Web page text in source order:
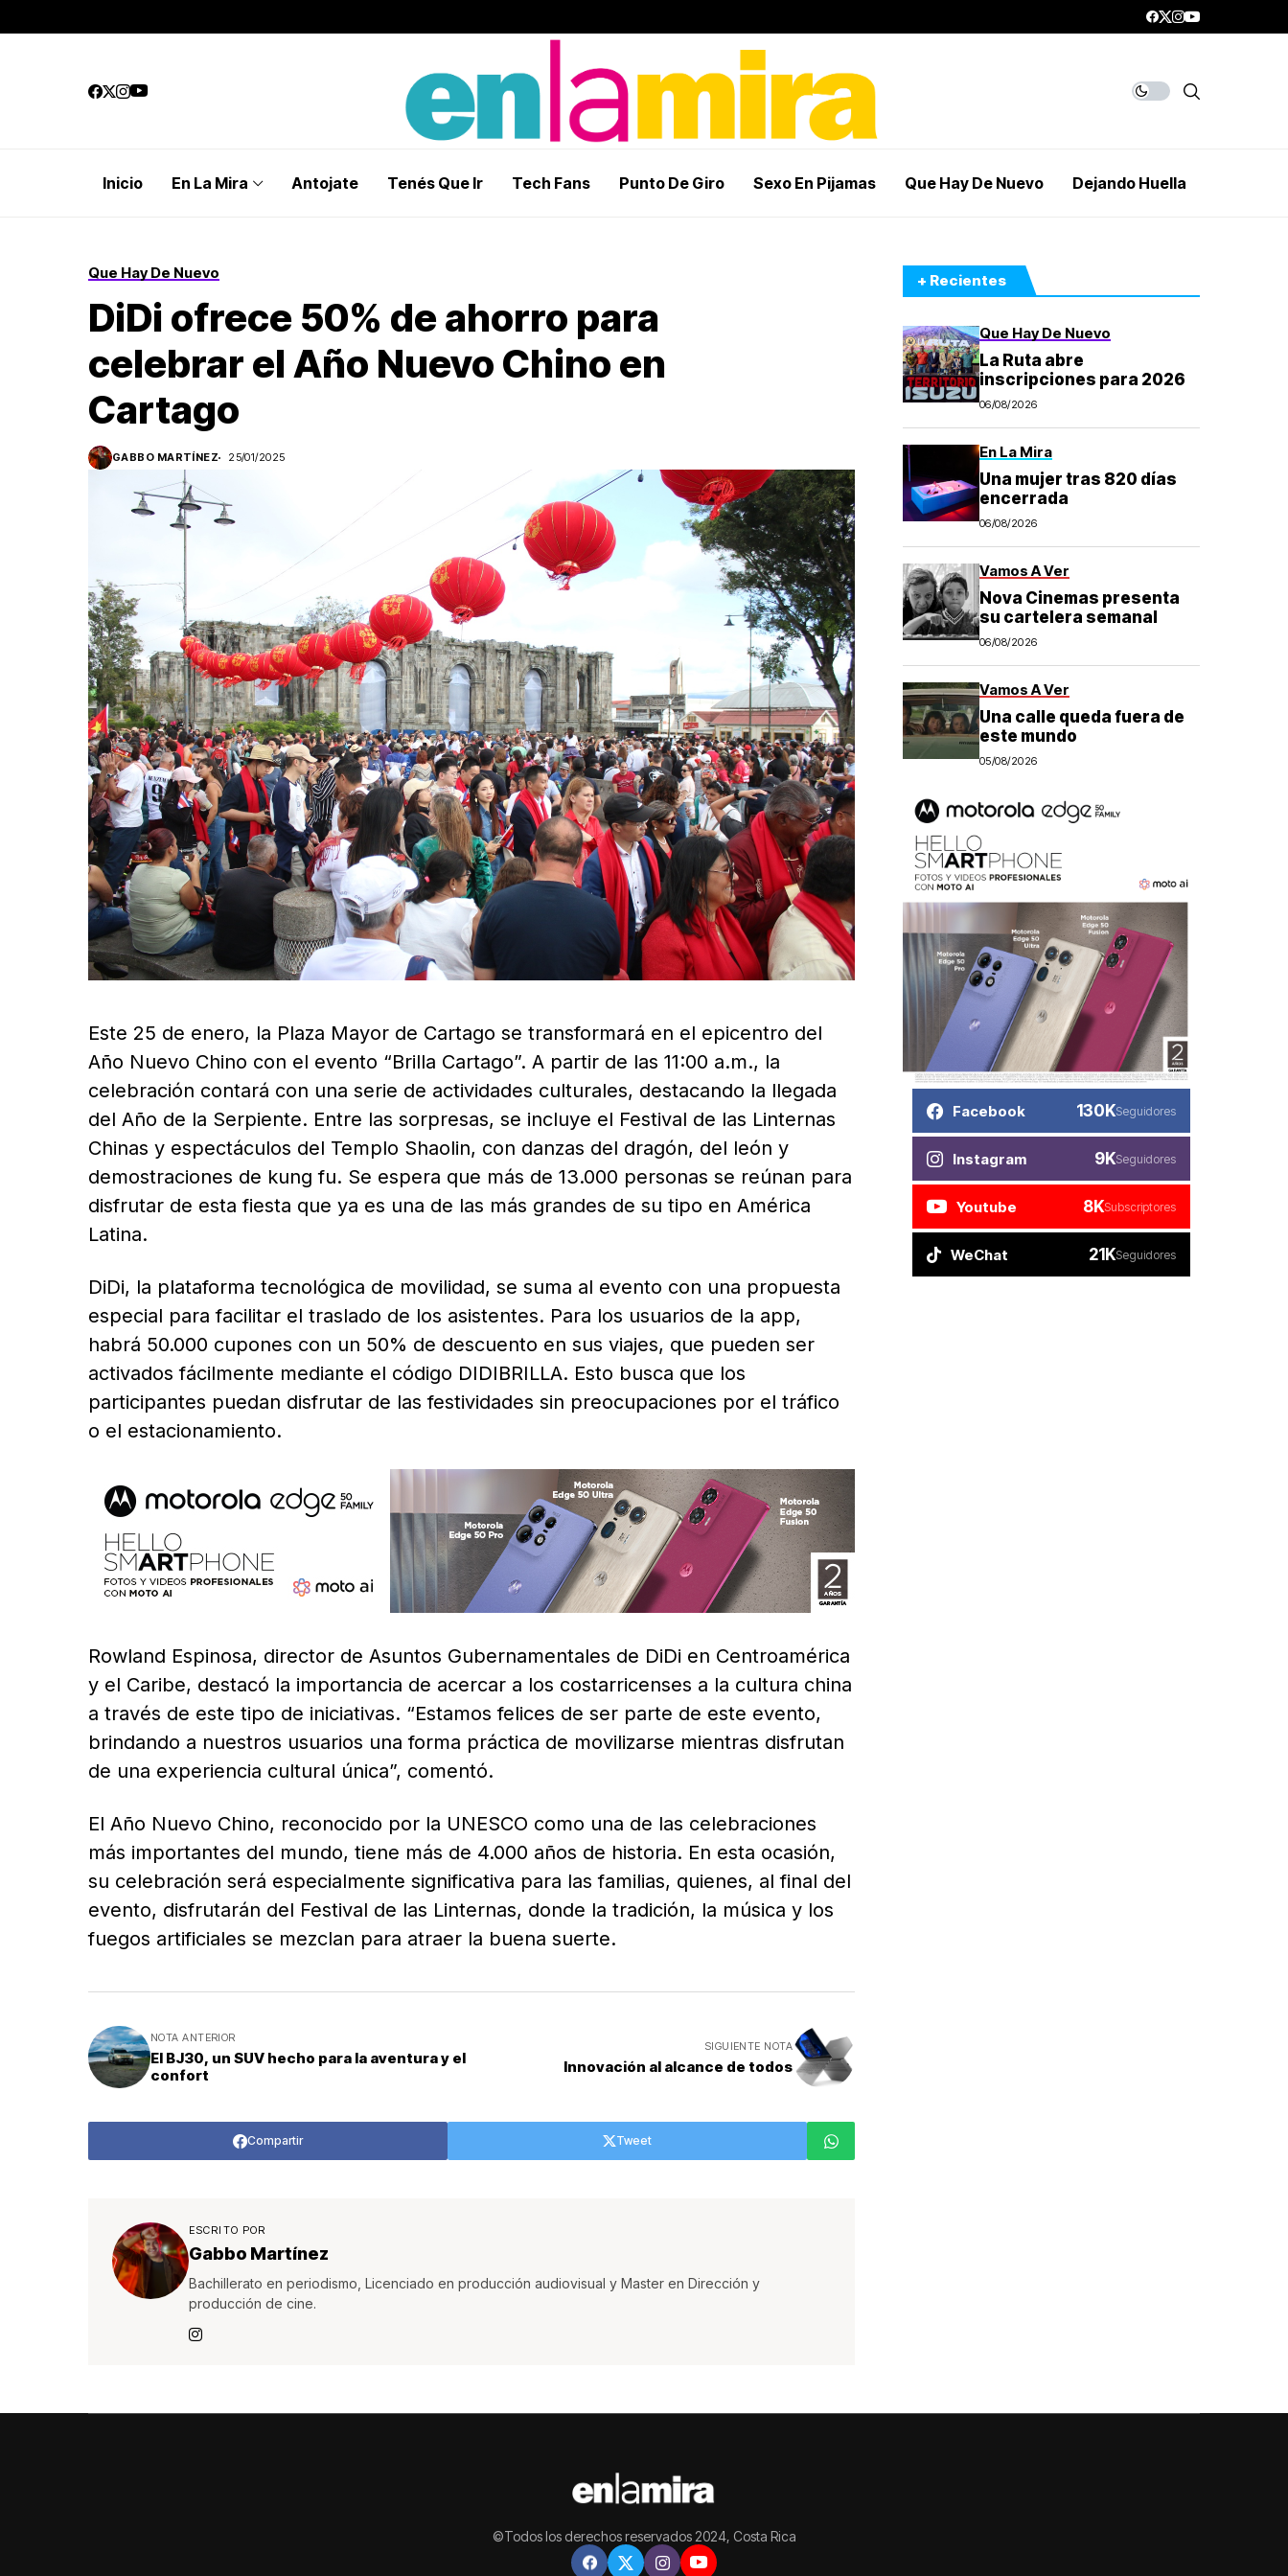
Inicio En La Mira Antojate Tenés Que Ir Tech Fans Punto De Giro Sexo En Pijamas Que Hay De Nuevo Dejando Huella
Que Hay De Nuevo
DiDi ofrece 50% de ahorro para
celebrar el Año Nuevo Chino en
Cartago
GABBO MARTÍNEZ 25/01/2025
Este 25 de enero, la Plaza Mayor de Cartago se transformará en el epicentro del
Año Nuevo Chino con el evento “Brilla Cartago”. A partir de las 11:00 a.m., la
celebración contará con una serie de actividades culturales, destacando la llegada
del Año de la Serpiente. Entre las sorpresas, se incluye el Festival de las Linternas
Chinas y espectáculos del Templo Shaolin, con danzas del dragón, del león y
demostraciones de kung fu. Se espera que más de 13.000 personas se reúnan para
disfrutar de esta fiesta que ya es una de las más grandes de su tipo en América
Latina.
DiDi, la plataforma tecnológica de movilidad, se suma al evento con una propuesta
especial para facilitar el traslado de los asistentes. Para los usuarios de la app,
habrá 50.000 cupones con un 50% de descuento en sus viajes, que pueden ser
activados fácilmente mediante el código DIDIBRILLA. Esto busca que los
participantes puedan disfrutar de las festividades sin preocupaciones por el tráfico
o el estacionamiento.
Rowland Espinosa, director de Asuntos Gubernamentales de DiDi en Centroamérica
y el Caribe, destacó la importancia de acercar a los costarricenses a la cultura china
a través de este tipo de iniciativas. “Estamos felices de ser parte de este evento,
brindando a nuestros usuarios una forma práctica de movilizarse mientras disfrutan
de una experiencia cultural única”, comentó.
El Año Nuevo Chino, reconocido por la UNESCO como una de las celebraciones
más importantes del mundo, tiene más de 4.000 años de historia. En esta ocasión,
su celebración será especialmente significativa para las familias, quienes, al final del
evento, disfrutarán del Festival de las Linternas, donde la tradición, la música y los
fuegos artificiales se mezclan para atraer la buena suerte.
NOTA ANTERIOR
El BJ30, un SUV hecho para la aventura y el
confort
SIGUIENTE NOTA
Innovación al alcance de todos
Compartir Tweet
ESCRITO POR
Gabbo Martínez
Bachillerato en periodismo, Licenciado en producción audiovisual y Master en Dirección y
producción de cine.
+ Recientes
Que Hay De Nuevo
La Ruta abre
inscripciones para 2026
06/08/2026
En La Mira
Una mujer tras 820 días
encerrada
06/08/2026
Vamos A Ver
Nova Cinemas presenta
su cartelera semanal
06/08/2026
Vamos A Ver
Una calle queda fuera de
este mundo
05/08/2026
Facebook 130KSeguidores
Instagram 9KSeguidores
Youtube 8KSubscriptores
WeChat 21KSeguidores
©Todos los derechos reservados 2024, Costa Rica